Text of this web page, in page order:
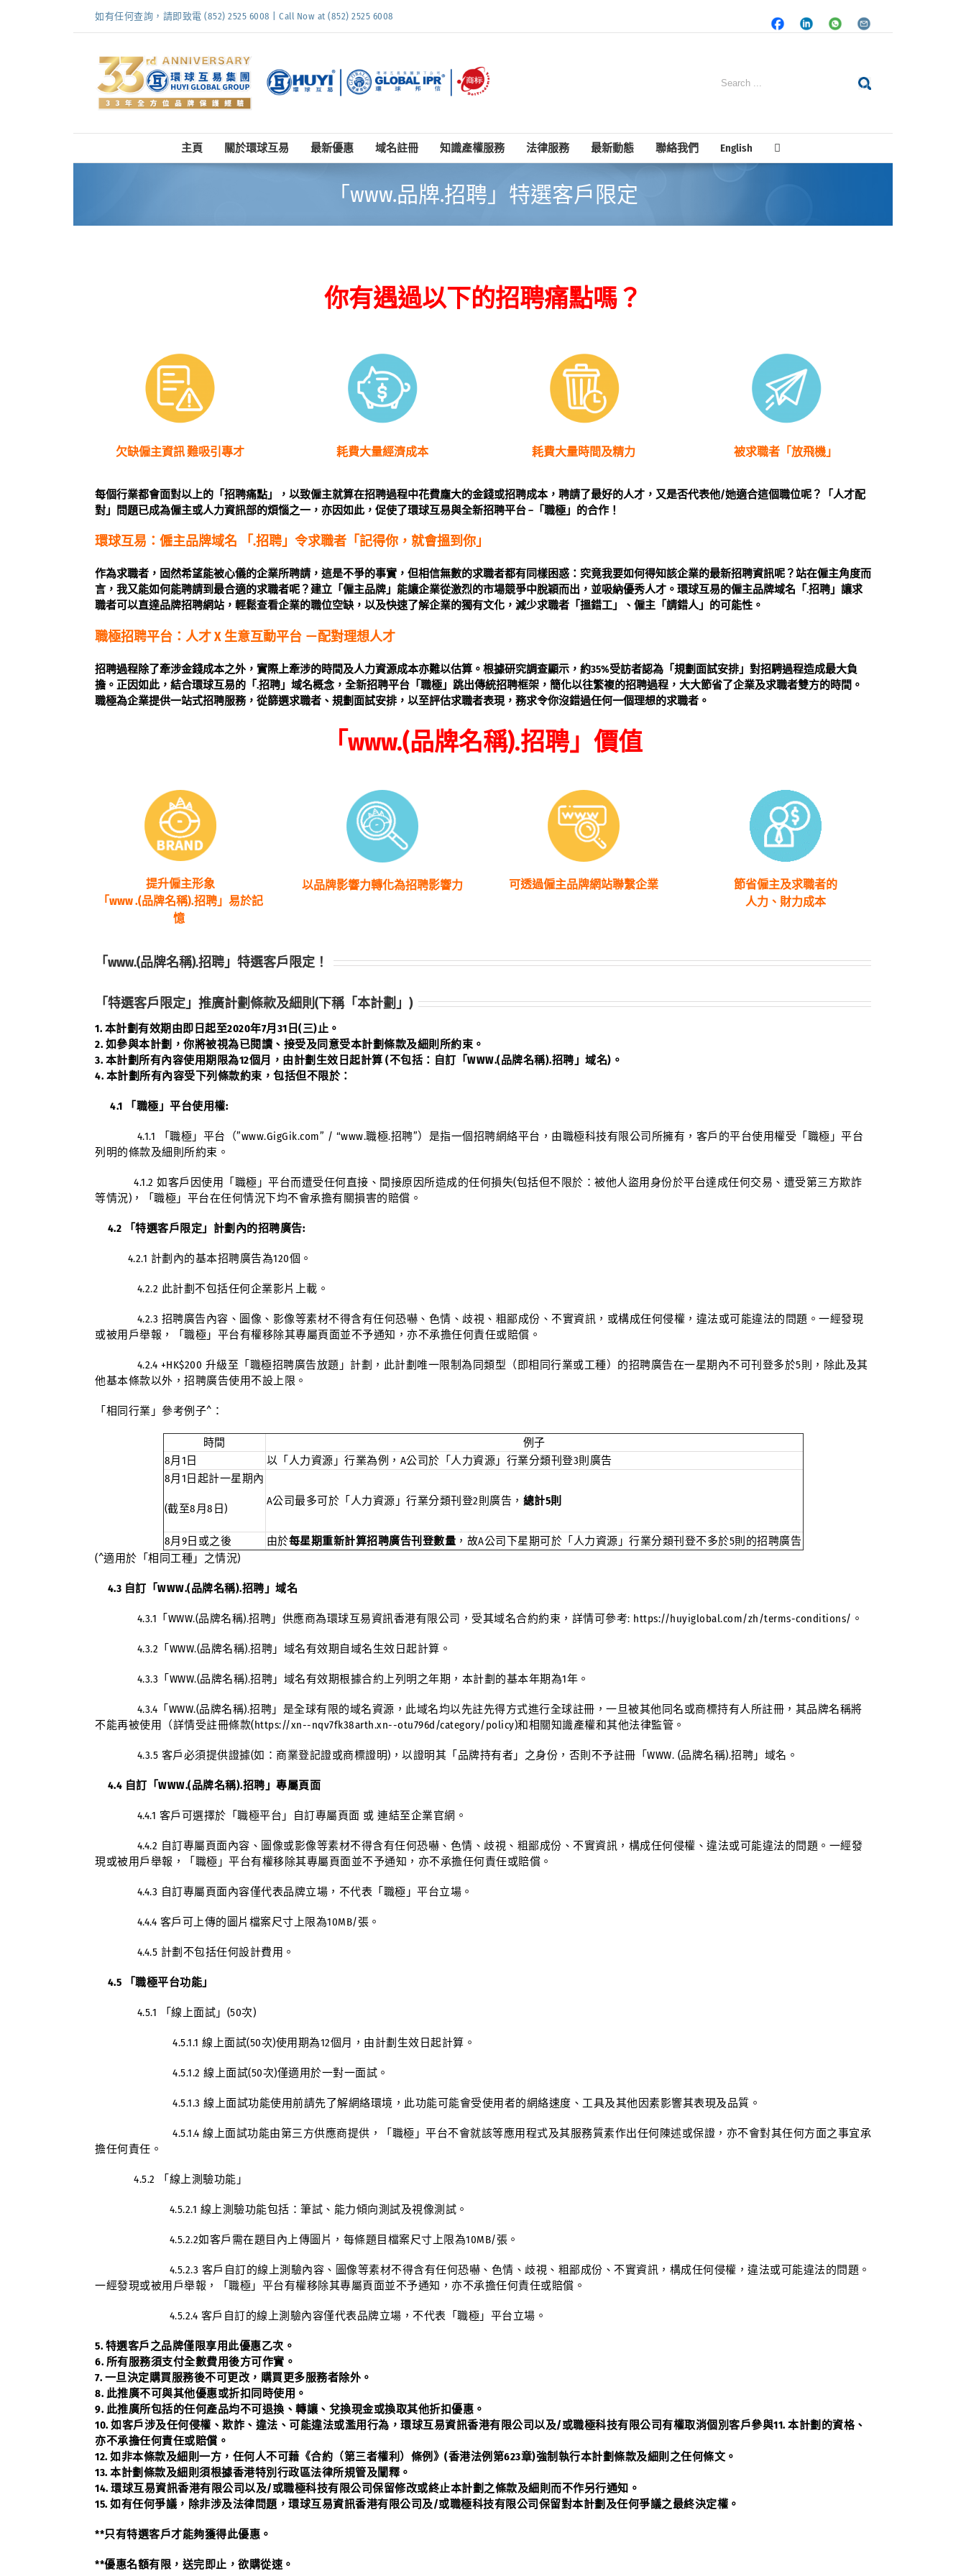
如有任何查詢，請即致電 (852) 2525 6008 | Call Now at (852) 2525 6008
FacebookLinkedInWhatsapp
Email
Search
主頁 關於環球互易 最新優惠 域名註冊 知識產權服務 法律服務 最新動態 聯絡我們 English
「www.品牌.招聘」特選客戶限定
你有遇過以下的招聘痛點嗎？
欠缺僱主資訊 難吸引專才 耗費大量經濟成本 耗費大量時間及精力 被求職者「放飛機」
每個行業都會面對以上的「招聘痛點」，以致僱主就算在招聘過程中花費龐大的金錢或招聘成本，聘請了最好的人才，又是否代表他/她適合這個職位呢？「人才配
對」問題已成為僱主或人力資訊部的煩惱之一，亦因如此，促使了環球互易與全新招聘平台 –「職極」的合作！
環球互易：僱主品牌域名 「.招聘」令求職者「記得你，就會搵到你」
作為求職者，固然希望能被心儀的企業所聘請，這是不爭的事實，但相信無數的求職者都有同樣困惑：究竟我要如何得知該企業的最新招聘資訊呢？站在僱主角度而
言，我又能如何能聘請到最合適的求職者呢？建立「僱主品牌」能讓企業從激烈的市場競爭中脫穎而出，並吸納優秀人才。環球互易的僱主品牌域名「.招聘」讓求
職者可以直達品牌招聘網站，輕鬆查看企業的職位空缺，以及快速了解企業的獨有文化，減少求職者「搵錯工」、僱主「請錯人」的可能性。
職極招聘平台：人才 X 生意互動平台 －配對理想人才
招聘過程除了牽涉金錢成本之外，實際上牽涉的時間及人力資源成本亦難以估算。根據研究調查顯示，約35%受訪者認為「規劃面試安排」對招騁過程造成最大負
擔。正因如此，結合環球互易的「.招聘」域名概念，全新招聘平台「職極」跳出傳統招聘框架，簡化以往繁複的招聘過程，大大節省了企業及求職者雙方的時間。
職極為企業提供一站式招聘服務，從篩選求職者、規劃面試安排，以至評估求職者表現，務求令你沒錯過任何一個理想的求職者。
「www.(品牌名稱).招聘」價值
提升僱主形象
「www .(品牌名稱).招聘」易於記
憶
以品牌影響力轉化為招聘影響力 可透過僱主品牌網站聯繫企業
節省僱主及求職者的
人力、財力成本
「www.(品牌名稱).招聘」特選客戶限定！
「特選客戶限定」推廣計劃條款及細則 (下稱「本計劃」)
1. 本計劃有效期由即日起至2020年7月31日(三)止。
2. 如參與本計劃，你將被視為已閱讀、接受及同意受本計劃條款及細則所約束。
3. 本計劃所有內容使用期限為12個月，由計劃生效日起計算 (不包括：自訂「WWW.(品牌名稱).招聘」域名)。
4. 本計劃所有內容受下列條款約束，包括但不限於：
4.1 「職極」平台使用權:
4.1.1 「職極」平台 （”www.GigGik.com” / “www.職極.招聘”） 是指一個招聘網絡平台， 由職極科技有限公司所擁有，客戶的平台使用權受「職極」平台
列明的條款及細則所約束。
4.1.2 如客戶因使用「職極」平台而遭受任何直接、間接原因所造成的任何損失(包括但不限於：被他人盜用身份於平台達成任何交易、遭受第三方欺詐
等情況)，「職極」平台在任何情況下均不會承擔有關損害的賠償。
4.2 「特選客戶限定」計劃內的招聘廣告:
4.2.1 計劃內的基本招聘廣告為120個。
4.2.2 此計劃不包括任何企業影片上載。
4.2.3 招聘廣告內容、圖像、影像等素材不得含有任何恐嚇、色情、歧視、粗鄙成份、不實資訊，或構成任何侵權，違法或可能違法的問題。一經發現
或被用戶舉報，「職極」平台有權移除其專屬頁面並不予通知，亦不承擔任何責任或賠償。
4.2.4 +HK$200 升級至「職極招聘廣告放題」計劃，此計劃唯一限制為同類型（即相同行業或工種）的招聘廣告在一星期內不可刊登多於5則，除此及其
他基本條款以外，招聘廣告使用不設上限。
「相同行業」參考例子^：
時間
例子
8月1日
以「人力資源」行業為例，A公司於「人力資源」行業分類刊登3則廣告
8月1日起計一星期內
(截至8月8日)
A公司最多可於「人力資源」行業分類刊登2則廣告， 總計5則
8月9日或之後 由於每星期重新計算招聘廣告刊登數量 ，故A公司下星期可於「人力資源」行業分類刊登不多於5則的招聘廣告
(^適用於「相同工種」之情況)
4.3 自訂「WWW.(品牌名稱).招聘」域名
4.3.1「WWW.(品牌名稱).招聘」供應商為環球互易資訊香港有限公司，受其域名合約約束，詳情可參考: https://huyiglobal.com/zh/terms-conditions/。
4.3.2「WWW.(品牌名稱).招聘」域名有效期自域名生效日起計算。
4.3.3「WWW.(品牌名稱).招聘」域名有效期根據合約上列明之年期，本計劃的基本年期為1年。
4.3.4「WWW.(品牌名稱).招聘」是全球有限的域名資源，此域名均以先註先得方式進行全球註冊，一旦被其他同名或商標持有人所註冊，其品牌名稱將
不能再被使用（詳情受註冊條款(https://xn--nqv7fk38arth.xn--otu796d/category/policy)和相關知識產權和其他法律監管。
4.3.5 客戶必須提供證據(如：商業登記證或商標證明)，以證明其「品牌持有者」之身份，否則不予註冊「WWW. (品牌名稱).招聘」域名。
4.4 自訂「WWW.(品牌名稱).招聘」專屬頁面
4.4.1 客戶可選擇於「職極平台」自訂專屬頁面 或 連結至企業官網。
4.4.2 自訂專屬頁面內容、圖像或影像等素材不得含有任何恐嚇、色情、歧視、粗鄙成份、不實資訊，構成任何侵權、違法或可能違法的問題。一經發
現或被用戶舉報，「職極」平台有權移除其專屬頁面並不予通知，亦不承擔任何責任或賠償。
4.4.3 自訂專屬頁面內容僅代表品牌立場，不代表「職極」平台立場。
4.4.4 客戶可上傳的圖片檔案尺寸上限為10MB/張。
4.4.5 計劃不包括任何設計費用。
4.5 「職極平台功能」
4.5.1 「線上面試」(50次)
4.5.1.1 線上面試(50次)使用期為12個月，由計劃生效日起計算。
4.5.1.2 線上面試(50次)僅適用於一對一面試。
4.5.1.3 線上面試功能使用前請先了解網絡環境，此功能可能會受使用者的網絡速度、工具及其他因素影響其表現及品質。
4.5.1.4 線上面試功能由第三方供應商提供，「職極」平台不會就該等應用程式及其服務質素作出任何陳述或保證，亦不會對其任何方面之事宜承
擔任何責任。
4.5.2 「線上測驗功能」
4.5.2.1 線上測驗功能包括：筆試、能力傾向測試及視像測試。
4.5.2.2如客戶需在題目內上傳圖片，每條題目檔案尺寸上限為10MB/張。
4.5.2.3 客戶自訂的線上測驗內容、圖像等素材不得含有任何恐嚇、色情、歧視、粗鄙成份、不實資訊，構成任何侵權，違法或可能違法的問題。
一經發現或被用戶舉報，「職極」平台有權移除其專屬頁面並不予通知，亦不承擔任何責任或賠償。
4.5.2.4 客戶自訂的線上測驗內容僅代表品牌立場，不代表「職極」平台立場。
5. 特選客戶之品牌僅限享用此優惠乙次。
6. 所有服務須支付全數費用後方可作實。
7. 一旦決定購買服務後不可更改，購買更多服務者除外。
8. 此推廣不可與其他優惠或折扣同時使用。
9. 此推廣所包括的任何產品均不可退換、轉讓、兌換現金或換取其他折扣優惠。
10. 如客戶涉及任何侵權、欺詐、違法、可能違法或濫用行為，環球互易資訊香港有限公司以及/或職極科技有限公司有權取消個別客戶參與11. 本計劃的資格、
亦不承擔任何責任或賠償。
12. 如非本條款及細則一方，任何人不可藉《合約（第三者權利）條例》(香港法例第623章)強制執行本計劃條款及細則之任何條文。
13. 本計劃條款及細則須根據香港特別行政區法律所規管及闡釋。
14. 環球互易資訊香港有限公司以及/或職極科技有限公司保留修改或終止本計劃之條款及細則而不作另行通知。
15. 如有任何爭議，除非涉及法律問題，環球互易資訊香港有限公司及/或職極科技有限公司保留對本計劃及任何爭議之最終決定權。
**只有特選客戶才能夠獲得此優惠。
**優惠名額有限，送完即止，欲購從速。